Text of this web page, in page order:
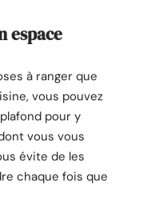
espace
à ranger que
vous pouvez
pour y
vous vous
évite de les
chaque fois que